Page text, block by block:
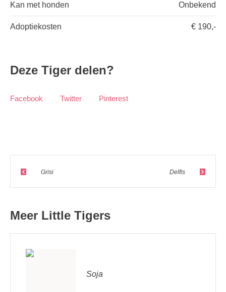
Kan met honden Onbekend
Adoptiekosten € 190,-
Deze Tiger delen?
Facebook Twitter Pinterest
Grisi Delfis
Meer Little Tigers
Soja